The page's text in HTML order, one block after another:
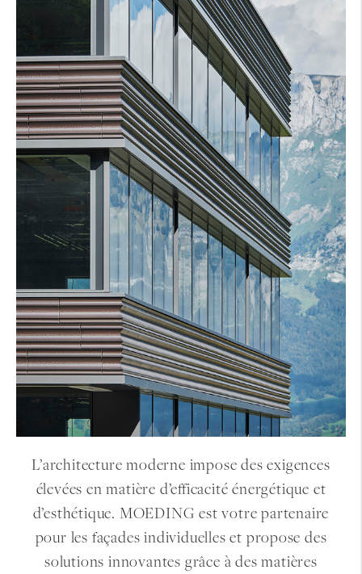
L’architecture moderne impose des exigences
élevées en matière d’efficacité énergétique et
d’esthétique. MOEDING est votre partenaire
pour les façades individuelles et propose des
solutions innovantes grâce à des matières